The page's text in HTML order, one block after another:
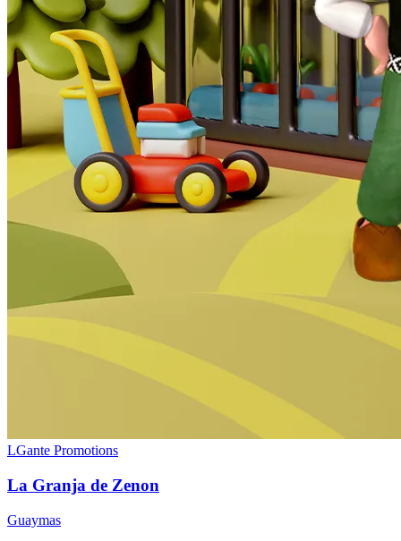
LGante Promotions
La Granja de Zenon
Guaymas